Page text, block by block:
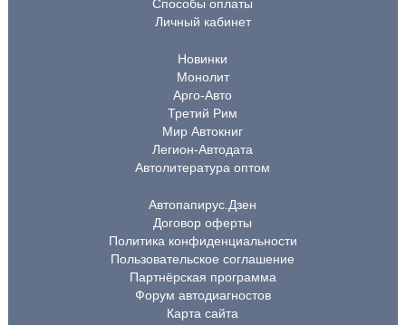
Способы оплаты
Личный кабинет
Новинки
Монолит
Арго-Авто
Третий Рим
Мир Автокниг
Легион-Автодата
Автолитература оптом
Автопапирус.Дзен
Договор оферты
Политика конфиденциальности
Пользовательское соглашение
Партнёрская программа
Форум автодиагностов
Карта сайта